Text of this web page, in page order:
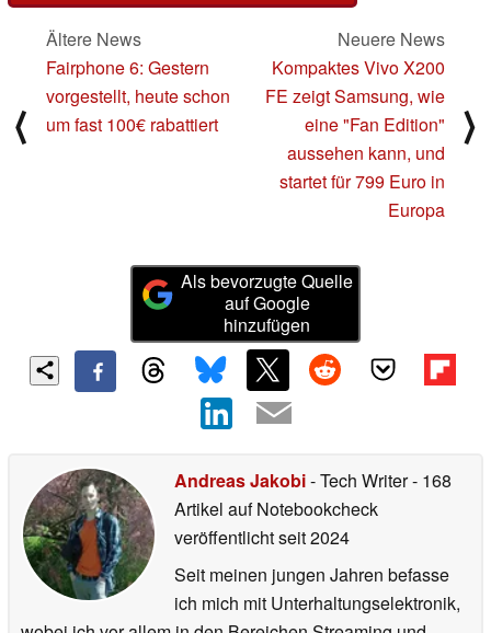
⟨
Ältere News
Fairphone 6: Gestern
vorgestellt, heute schon
um fast 100€ rabattiert
Neuere News
Kompaktes Vivo X200
FE zeigt Samsung, wie
eine "Fan Edition"
aussehen kann, und
startet für 799 Euro in
Europa
⟩
Als bevorzugte Quelle
auf Google
hinzufügen
Andreas Jakobi- Tech Writer- 168
Artikel auf Notebookcheck
veröffentlichtseit 2024
Seit meinen jungen Jahren befasse
ich mich mit Unterhaltungselektronik,